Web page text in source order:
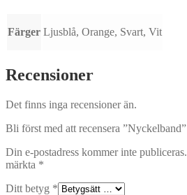
Färger Ljusblå, Orange, Svart, Vit
Recensioner
Det finns inga recensioner än.
Bli först med att recensera ”Nyckelband”
Din e-postadress kommer inte publiceras.
märkta *
Ditt betyg *